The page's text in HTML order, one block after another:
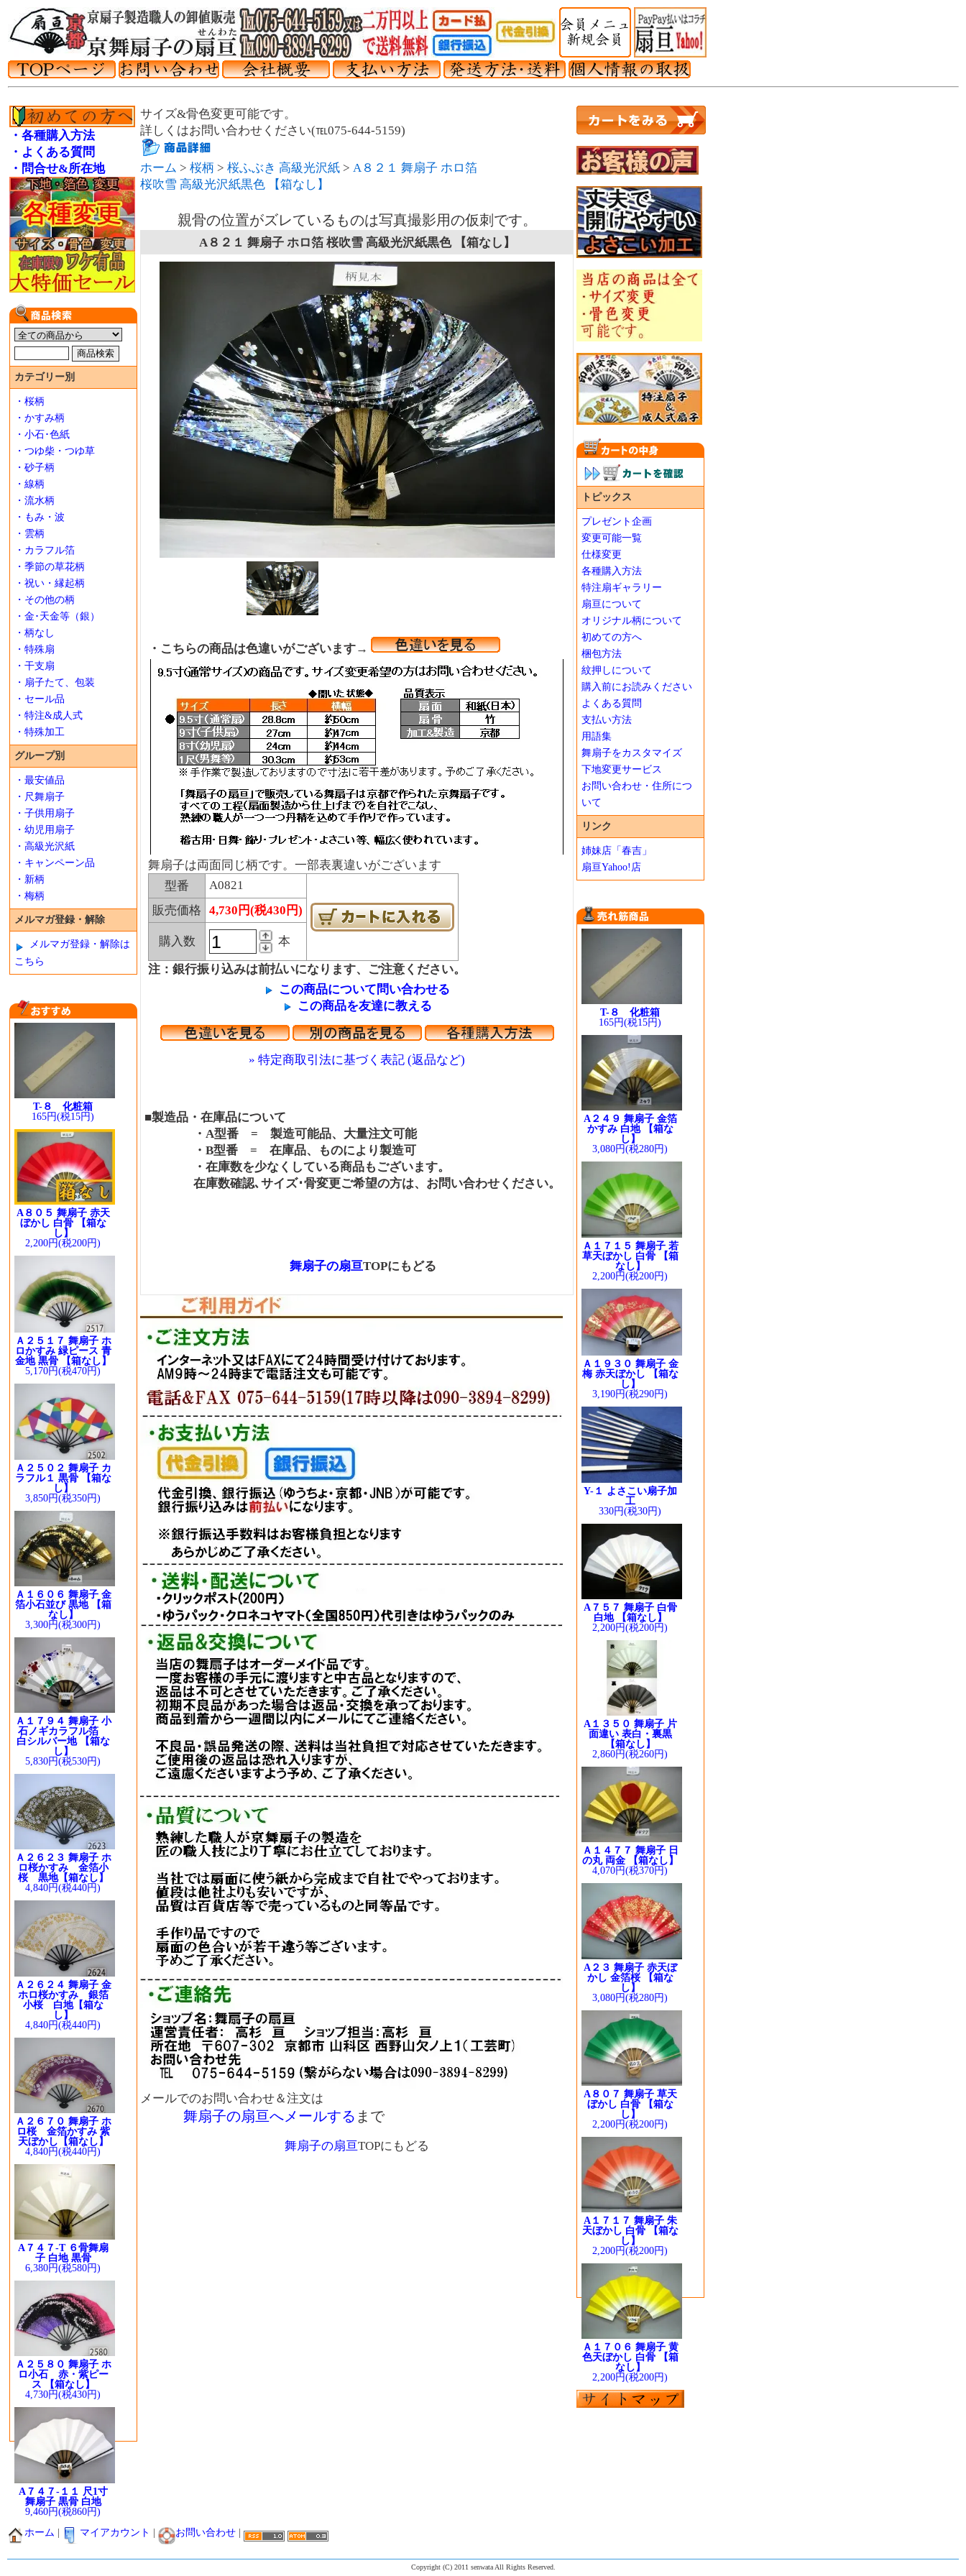
・各種購入方法
・よくある質問
・問合せ&所在地
カテゴリー別
・桜柄
・かすみ柄
・小石･色紙
・つゆ柴・つゆ草
・砂子柄
・線柄
・流水柄
・もみ・波
・雲柄
・カラフル箔
・季節の草花柄
・祝い・縁起柄
・その他の柄
・金･天金等（銀）
・柄なし
・特殊扇
・干支扇
・扇子たて、包装
・セール品
・特注&成人式
・特殊加工
グループ別
・最安値品
・尺舞扇子
・子供用扇子
・幼児用扇子
・高級光沢紙
・キャンペーン品
・新柄
・梅柄
メルマガ登録・解除
メルマガ登録・解除は
こちら
T-８ 化粧箱
165円(税15円)
A８０５ 舞扇子 赤天
ぼかし 白骨 【箱な
し】
2,200円(税200円)
Ａ２５１７ 舞扇子 ホ
ロかすみ 緑ピース 青
金地 黒骨 【箱なし】
5,170円(税470円)
Ａ２５０２ 舞扇子 カ
ラフル１ 黒骨 【箱な
し】
3,850円(税350円)
Ａ１６０６ 舞扇子 金
箔小石並び 黒地 【箱
なし】
3,300円(税300円)
Ａ１７９４ 舞扇子 小
石ノギカラフル箔
白シルバー地 【箱な
し】
5,830円(税530円)
Ａ２６２３ 舞扇子 ホ
ロ桜かすみ 金箔小
桜 黒地【箱なし】
4,840円(税440円)
Ａ２６２４ 舞扇子 金
ホロ桜かすみ 銀箔
小桜 白地【箱な
し】
4,840円(税440円)
Ａ２６７０ 舞扇子 ホ
ロ桜 金箔かすみ 紫
天ぼかし【箱なし】
4,840円(税440円)
A７４７-T ６骨舞扇
子 白地 黒骨
6,380円(税580円)
Ａ２５８０ 舞扇子 ホ
ロ小石 赤・紫ピー
ス 【箱なし】
4,730円(税430円)
A７４７-１１ 尺1寸
舞扇子 黒骨 白地
9,460円(税860円)
サイズ&骨色変更可能です。
詳しくはお問い合わせください(℡075-644-5159)
ホーム > 桜柄 > 桜ふぶき 高級光沢紙 > A８２１ 舞扇子 ホロ箔
桜吹雪 高級光沢紙黒色 【箱なし】
親骨の位置がズレているものは写真撮影用の仮刺です。
A８２１ 舞扇子 ホロ箔 桜吹雪 高級光沢紙黒色 【箱なし】
・こちらの商品は色違いがございます→
舞扇子は両面同じ柄です。一部表裏違いがございます
型番
A0821
販売価格
4,730円(税430円)
購入数 本
注：銀行振り込みは前払いになります、ご注意ください。
この商品について問い合わせる
この商品を友達に教える
» 特定商取引法に基づく表記 (返品など)
■製造品・在庫品について
・A型番 = 製造可能品、大量注文可能
・B型番 = 在庫品、ものにより製造可
・在庫数を少なくしている商品もございます。
在庫数確認､サイズ･骨変更ご希望の方は、お問い合わせください。
舞扇子の扇亘TOPにもどる
メールでのお問い合わせ＆注文は
舞扇子の扇亘へメールする まで
舞扇子の扇亘TOPにもどる
トピックス
プレゼント企画
変更可能一覧
仕様変更
各種購入方法
特注扇ギャラリー
扇亘について
オリジナル柄について
初めての方へ
梱包方法
紋押しについて
購入前にお読みください
よくある質問
支払い方法
用語集
舞扇子をカスタマイズ
下地変更サービス
お問い合わせ・住所につ
いて
リンク
姉妹店「春吉」
扇亘Yahoo!店
T-８ 化粧箱
165円(税15円)
A２４９ 舞扇子 金箔
かすみ 白地 【箱な
し】
3,080円(税280円)
Ａ１７１５ 舞扇子 若
草天ぼかし 白骨 【箱
なし】
2,200円(税200円)
Ａ１９３０ 舞扇子 金
梅 赤天ぼかし 【箱な
し】
3,190円(税290円)
Y-１ よさこい扇子加
工
330円(税30円)
A７５７ 舞扇子 白骨
白地 【箱なし】
2,200円(税200円)
A１３５０ 舞扇子 片
面違い 表白・裏黒
【箱なし】
2,860円(税260円)
Ａ１４７７ 舞扇子 日
の丸 両金 【箱なし】
4,070円(税370円)
A２３ 舞扇子 赤天ぼ
かし 金箔桜 【箱な
し】
3,080円(税280円)
A８０７ 舞扇子 草天
ぼかし 白骨 【箱な
し】
2,200円(税200円)
A１７１７ 舞扇子 朱
天ぼかし 白骨 【箱な
し】
2,200円(税200円)
Ａ１７０６ 舞扇子 黄
色天ぼかし 白骨 【箱
なし】
2,200円(税200円)
ホーム マイアカウント お問い合わせ
Copyright (C) 2011 senwata All Rights Reserved.